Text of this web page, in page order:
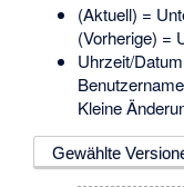
(Aktuell) =
(Vorherige) =
Uhrzeit/
Kleine